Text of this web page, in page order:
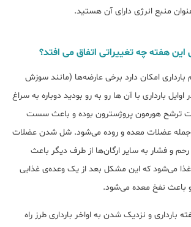
منبع انرژی دارای آن هستید.
هفته چه تغییراتی اتفاق می افتد؟
امکان دارد برخی عارضه‌ها (مانند سوزش
اوایل بارداری با آن ها رو به رو بودید دوباره به سراغ
ترشح هورمون پروژسترون بوده و باعث سست
عضلات معده و روده می‌شود. شل شدن عضلات
و فشار به سایر ارگان‌ها از طرف دیگر باعث
می‌شود که این مشکل بعد از یک وعده‌ی غذایی
باعث نفخ معده می‌شود.
بارداری و نزدیک شدن به اواخر بارداری طرز راه